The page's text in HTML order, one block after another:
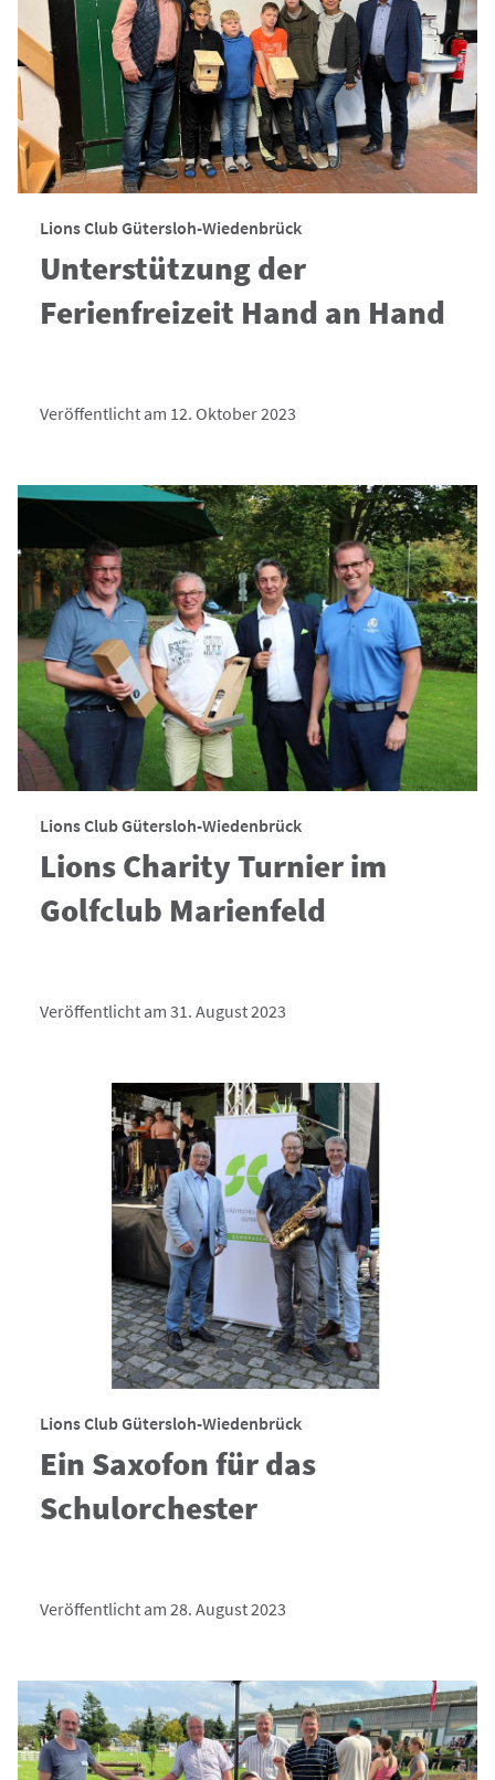
Lions Club Gütersloh-Wiedenbrück
Unterstützung der
Ferienfreizeit Hand an Hand
Veröffentlicht am 12. Oktober 2023
Lions Club Gütersloh-Wiedenbrück
Lions Charity Turnier im
Golfclub Marienfeld
Veröffentlicht am 31. August 2023
Lions Club Gütersloh-Wiedenbrück
Ein Saxofon für das
Schulorchester
Veröffentlicht am 28. August 2023